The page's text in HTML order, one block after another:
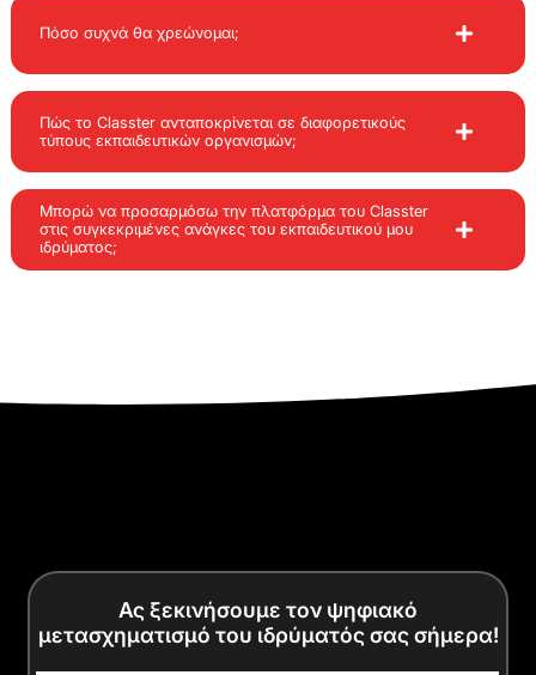
Πόσο συχνά θα χρεώνομαι;
Πώς το Classter ανταποκρίνεται σε διαφορετικούς
τύπους εκπαιδευτικών οργανισμών;
Μπορώ να προσαρμόσω την πλατφόρμα του Classter
στις συγκεκριμένες ανάγκες του εκπαιδευτικού μου
ιδρύματος;
Ας ξεκινήσουμε τον ψηφιακό
μετασχηματισμό του ιδρύματός σας σήμερα!